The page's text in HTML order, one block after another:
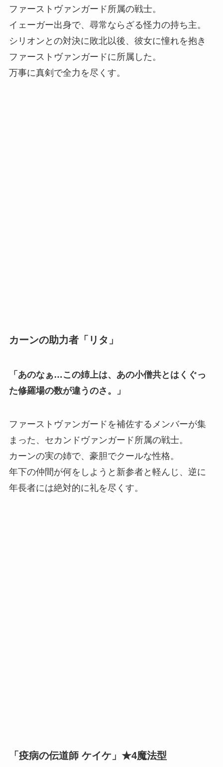
ファーストヴァンガード所属の戦士。
イェーガー出身で、尋常ならざる怪力の持ち主。
シリオンとの対決に敗北以後、彼女に憧れを抱き
ファーストヴァンガードに所属した。
万事に真剣で全力を尽くす。
カーンの助力者「リタ」
「あのなぁ…この姉上は、あの小僧共とはくぐっ
た修羅場の数が違うのさ。」
ファーストヴァンガードを補佐するメンバーが集
まった、セカンドヴァンガード所属の戦士。
カーンの実の姉で、豪胆でクールな性格。
年下の仲間が何をしようと新参者と軽んじ、逆に
年長者には絶対的に礼を尽くす。
「疫病の伝道師 ケイケ」★4魔法型